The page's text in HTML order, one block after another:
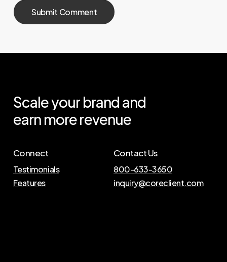
Scaleyour brand and
earn morerevenue
Connect
Testimonials
Features
Contact Us
800-633-3650
inquiry@coreclient.com